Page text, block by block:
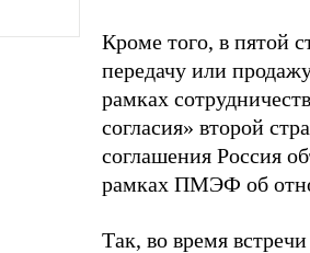
Кроме того, в пятой
передачу или
рамках
согласия» второй
соглашения Россия
рамках ПМЭФ об
Так, во время